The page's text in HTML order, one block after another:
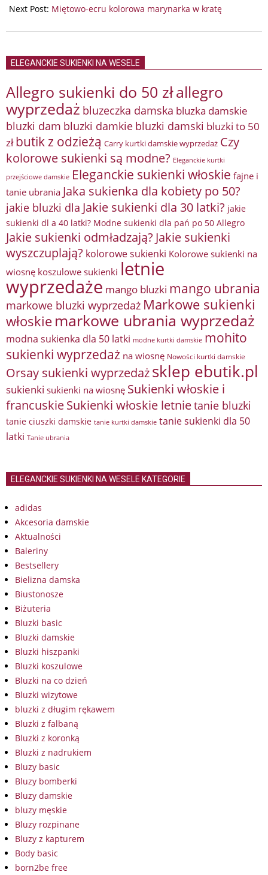
29
Next Post: Miętowo-ecru kolorowa marynarka w kratę
ELEGANCKIE SUKIENKI NA WESELE
Allegro sukienki do 50 złallegro
wyprzedaż bluzeczka damska bluzka damskie
bluzki dam bluzki damkie bluzki damski bluzki to 50
zł butik z odzieżą Carry kurtki damskie wyprzedaż Czy
kolorowe sukienki są modne? Eleganckie kurtki
przejściowe damskie Eleganckie sukienki włoskie fajne i
tanie ubrania Jaka sukienka dla kobiety po 50?
jakie bluzki dla Jakie sukienki dla 30 latki? jakie
sukienki dl a 40 latki? Modne sukienki dla pań po 50 Allegro
Jakie sukienki odmładzają? Jakie sukienki
wyszczuplają? kolorowe sukienki Kolorowe sukienki na
wiosnę koszulowe sukienki letnie
wyprzedaże mango bluzki mango ubrania
markowe bluzki wyprzedaż Markowe sukienki
włoskie markowe ubrania wyprzedaż
modna sukienka dla 50 latki modne kurtki damskie mohito
sukienki wyprzedaż na wiosnę Nowości kurtki damskie
Orsay sukienki wyprzedażsklep ebutik.pl
sukienki sukienki na wiosnę Sukienki włoskie i
francuskieSukienki włoskie letnietanie bluzki
tanie ciuszki damskie tanie kurtki damskie tanie sukienki dla 50
latki Tanie ubrania
ELEGANCKIE SUKIENKI NA WESELE KATEGORIE
adidas
Akcesoria damskie
Aktualności
Baleriny
Bestsellery
Bielizna damska
Biustonosze
Biżuteria
Bluzki basic
Bluzki damskie
Bluzki hiszpanki
Bluzki koszulowe
Bluzki na co dzień
Bluzki wizytowe
bluzki z długim rękawem
Bluzki z falbaną
Bluzki z koronką
Bluzki z nadrukiem
Bluzy basic
Bluzy bomberki
Bluzy damskie
bluzy męskie
Bluzy rozpinane
Bluzy z kapturem
Body basic
born2be free